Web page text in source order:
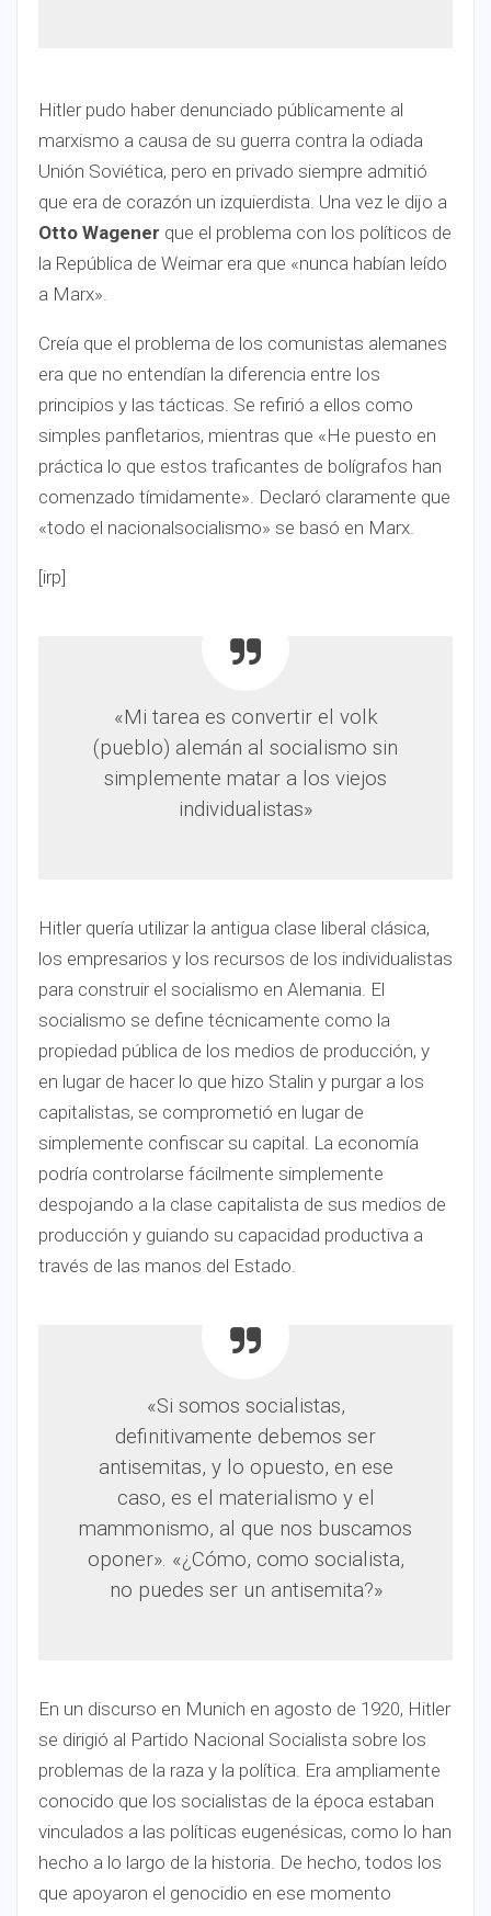
Hitler pudo haber denunciado públicamente al
marxismo a causa de su guerra contra la odiada
Unión Soviética, pero en privado siempre admitió
que era de corazón un izquierdista. Una vez le dijo a
Otto Wagener que el problema con los políticos de
la República de Weimar era que «nunca habían leído
a Marx».
Creía que el problema de los comunistas alemanes
era que no entendían la diferencia entre los
principios y las tácticas. Se refirió a ellos como
simples panfletarios, mientras que «He puesto en
práctica lo que estos traficantes de bolígrafos han
comenzado tímidamente». Declaró claramente que
«todo el nacionalsocialismo» se basó en Marx.
[irp]
«Mi tarea es convertir el volk
(pueblo) alemán al socialismo sin
simplemente matar a los viejos
individualistas»
Hitler quería utilizar la antigua clase liberal clásica,
los empresarios y los recursos de los individualistas
para construir el socialismo en Alemania. El
socialismo se define técnicamente como la
propiedad pública de los medios de producción, y
en lugar de hacer lo que hizo Stalin y purgar a los
capitalistas, se comprometió en lugar de
simplemente confiscar su capital. La economía
podría controlarse fácilmente simplemente
despojando a la clase capitalista de sus medios de
producción y guiando su capacidad productiva a
través de las manos del Estado.
«Si somos socialistas,
definitivamente debemos ser
antisemitas, y lo opuesto, en ese
caso, es el materialismo y el
mammonismo, al que nos buscamos
oponer». «¿Cómo, como socialista,
no puedes ser un antisemita?»
En un discurso en Munich en agosto de 1920, Hitler
se dirigió al Partido Nacional Socialista sobre los
problemas de la raza y la política. Era ampliamente
conocido que los socialistas de la época estaban
vinculados a las políticas eugenésicas, como lo han
hecho a lo largo de la historia. De hecho, todos los
que apoyaron el genocidio en ese momento